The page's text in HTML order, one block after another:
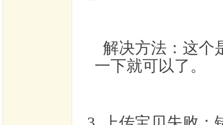
解决方法：这个
一下就可以了。